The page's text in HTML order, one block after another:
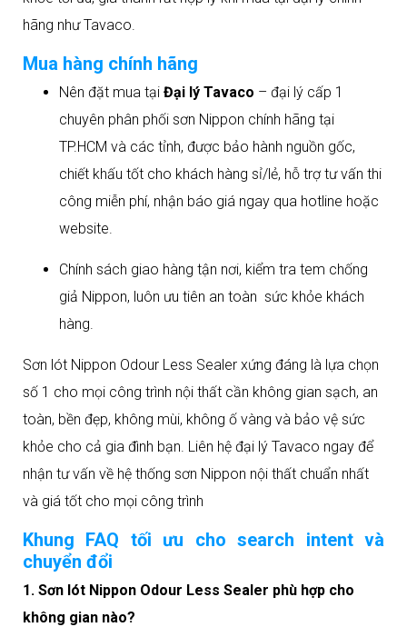
hãng như Tavaco.​
Mua hàng chính hãng
Nên đặt mua tại Đại lý Tavaco – đại lý cấp 1
chuyên phân phối sơn Nippon chính hãng tại
TP.HCM và các tỉnh, được bảo hành nguồn gốc,
chiết khấu tốt cho khách hàng sỉ/lẻ, hỗ trợ tư vấn thi
công miễn phí, nhận báo giá ngay qua hotline hoặc
website.
Chính sách giao hàng tận nơi, kiểm tra tem chống
giả Nippon, luôn ưu tiên an toàn sức khỏe khách
hàng.
Sơn lót Nippon Odour Less Sealer xứng đáng là lựa chọn
số 1 cho mọi công trình nội thất cần không gian sạch, an
toàn, bền đẹp, không mùi, không ố vàng và bảo vệ sức
khỏe cho cả gia đình bạn. Liên hệ đại lý Tavaco ngay để
nhận tư vấn về hệ thống sơn Nippon nội thất chuẩn nhất
và giá tốt cho mọi công trình
Khung FAQ tối ưu cho search intent và
chuyển đổi
1. Sơn lót Nippon Odour Less Sealer phù hợp cho
không gian nào?